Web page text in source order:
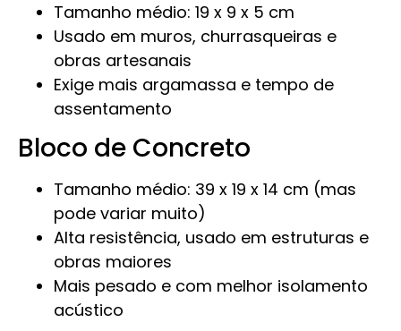
Tamanho médio: 19 x 9 x 5 cm
Usado em muros, churrasqueiras e
obras artesanais
Exige mais argamassa e tempo de
assentamento
Bloco de Concreto
Tamanho médio: 39 x 19 x 14 cm (mas
pode variar muito)
Alta resistência, usado em estruturas e
obras maiores
Mais pesado e com melhor isolamento
acústico